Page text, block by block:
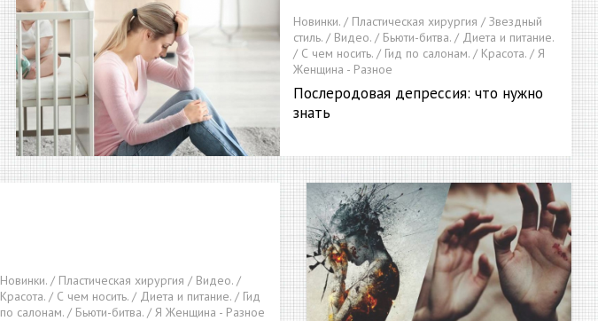
Новинки. / Пластическая хирургия / Звездный
стиль. / Видео. / Бьюти-битва. / Диета и питание.
/ С чем носить. / Гид по салонам. / Красота. / Я
Женщина - Разное
Послеродовая депрессия: что нужно
знать
Новинки. / Пластическая хирургия / Видео. /
Красота. / С чем носить. / Диета и питание. / Гид
по салонам. / Бьюти-битва. / Я Женщина - Разное